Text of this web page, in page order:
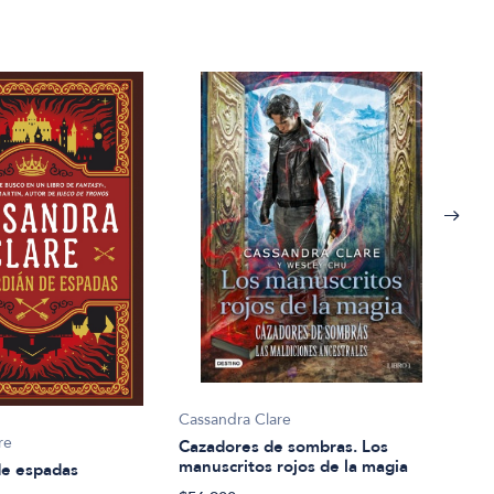
espadas
Cassandra Clare
Cazadores de sombras. Los
manuscritos rojos de la magia